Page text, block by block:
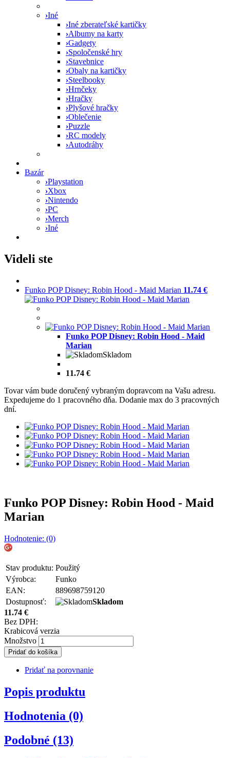
›Iné
›Iné zberateľské kartičky
›Albumy na karty
›Gadgety
›Spoločenské hry
›Stavebnice
›Obaly na kartičky
›Steelbooky
›Hrnčeky
›Hračky
›Plyšové hračky
›Oblečenie
›Puzzle
›RC modely
›Autodráhy
Bazár
›Playstation
›Xbox
›Nintendo
›PC
›Merch
›Iné
Videli ste
Funko POP Disney: Robin Hood - Maid Marian 11.74 €
Funko POP Disney: Robin Hood - Maid
Marian
Skladom
11.74 €
Tovar vám bude doručený vybraným dopravcom na Vašu adresu.
Expedujeme do 1 pracovného dňa. Dodanie max do 3 pracovných
dní.
Funko POP Disney: Robin Hood - Maid
Marian
Hodnotenie: (0)
Stav produktu: Použitý
Výrobca:
Funko
EAN:
889698759120
Dostupnosť:
Skladom
11.74 €
Bez DPH:
Krabicová verzia
Množstvo
Pridať do košíka
Pridať na porovnanie
Popis produktu
Hodnotenia (0)
Podobné (13)